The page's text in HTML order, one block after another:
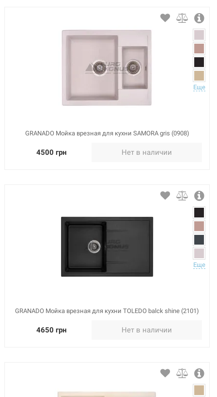
Еще
GRANADO Мойка врезная для кухни SAMORA gris (0908)
4500 грн Нет в наличии
Еще
GRANADO Мойка врезная для кухни TOLEDO balck shine (2101)
4650 грн Нет в наличии